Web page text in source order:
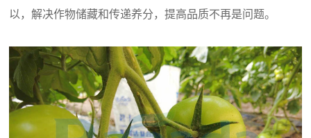
以，解决作物储藏和传递养分，提高品质不再是问题。